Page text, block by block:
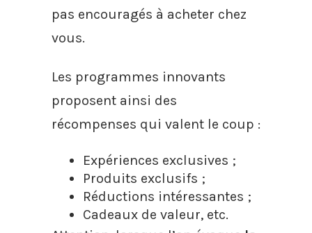
pas encouragés à acheter chez
vous.
Les programmes innovants
proposent ainsi des
récompenses qui valent le coup :
Expériences exclusives ;
Produits exclusifs ;
Réductions intéressantes ;
Cadeaux de valeur, etc.